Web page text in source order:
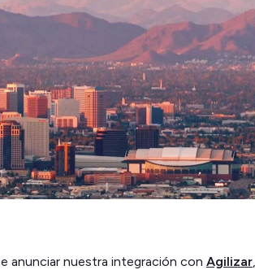
anunciar nuestra integración con Agilizar